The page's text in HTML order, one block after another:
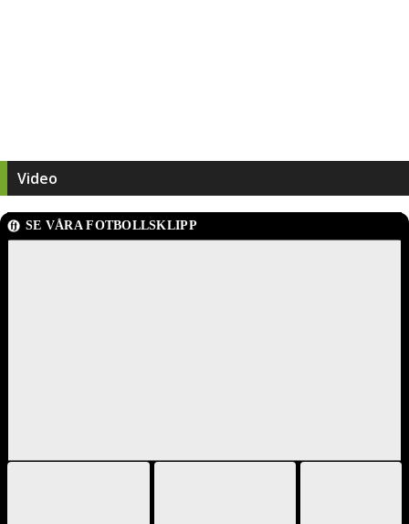
Video
SE VÅRA FOTBOLLSKLIPP